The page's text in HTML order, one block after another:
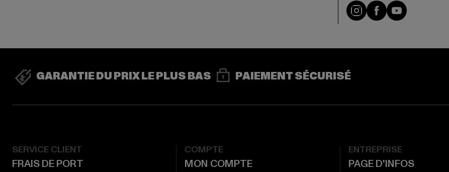
Visit our Instagram
Visit ourVisit our
GARANTIE DU PRIX LE PLUS BAS PAIEMENT SÉCURISÉ
SERVICE CLIENT
FRAIS DE PORT
COMPTE
MON COMPTE
ENTREPRISE
PAGE D'INFOS